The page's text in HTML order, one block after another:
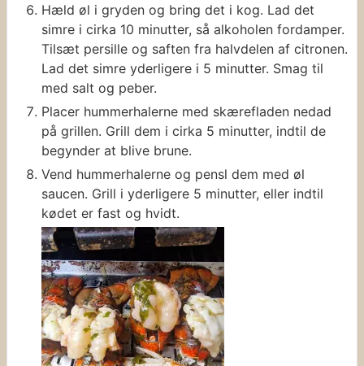
Hæld øl i gryden og bring det i kog. Lad det
simre i cirka 10 minutter, så alkoholen fordamper.
Tilsæt persille og saften fra halvdelen af citronen.
Lad det simre yderligere i 5 minutter. Smag til
med salt og peber.
Placer hummerhalerne med skærefladen nedad
på grillen. Grill dem i cirka 5 minutter, indtil de
begynder at blive brune.
Vend hummerhalerne og pensl dem med øl
saucen. Grill i yderligere 5 minutter, eller indtil
kødet er fast og hvidt.